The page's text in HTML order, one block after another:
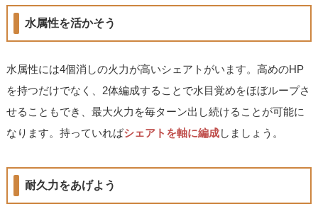
水属性を活かそう
水属性には4個消しの火力が高いシェアトがいます。高めのHP
を持つだけでなく、2体編成することで水目覚めをほぼループさ
せることもでき、最大火力を毎ターン出し続けることが可能に
なります。持っていればシェアトを軸に編成しましょう。
耐久力をあげよう